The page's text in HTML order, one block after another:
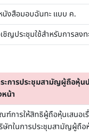
งสือมอบฉันทะ แบบ ค.
ชิญประชุมใช้สำหรับการลง
ระการประชุมสามัญผู้ถือหุ้
หน้า
ฑ์การให้สิทธิผู้ถือหุ้นเสนอเ
ษัทในการประชุมสามัญผู้ถือ